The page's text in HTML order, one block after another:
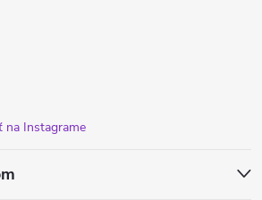
na Instagrame